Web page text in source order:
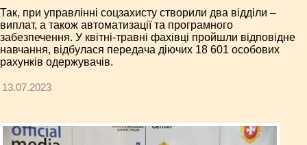
Так, при управлінні соцзахисту створили два відділи –
виплат, а також автоматизації та програмного
забезпечення. У квітні-травні фахівці пройшли відповідне
навчання, відбулася передача діючих 18 601 особових
рахунків одержувачів.
13.07.2023